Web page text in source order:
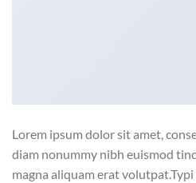
Lorem ipsum dolor sit amet,
diam nonummy nibh euismod
magna aliquam erat